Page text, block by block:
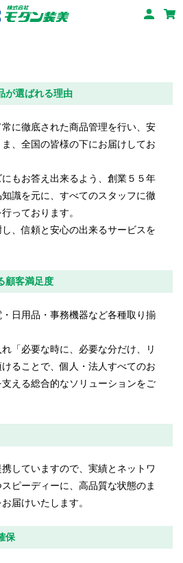
が選ばれる理由
に徹底された商品管理を行い、安
、全国の皆様の下にお届けしてお
もお答え出来るよう、創業５５年
識を元に、すべてのスタッフに徹
っております。
、信頼と安心の出来るサービスを
顧客満足度
日用品・事務機器など各種取り揃
「必要な時に、必要な分だけ、リ
ることで、個人・法人すべてのお
える総合的なソリューションをご
していますので、実績とネットワ
ピーディーに、高品質な状態のま
届けいたします。
保